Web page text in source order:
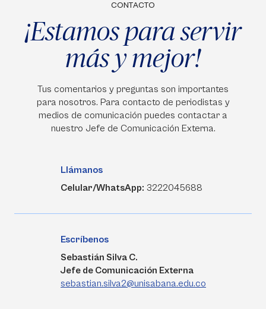
CONTACTO
¡Estamos para servir
más y mejor!
Tus comentarios y preguntas son importantes
para nosotros. Para contacto de periodistas y
medios de comunicación puedes contactar a
nuestro Jefe de Comunicación Externa.
Llámanos
Celular/WhatsApp: 3222045688
Escríbenos
Sebastián Silva C.
Jefe de Comunicación Externa
sebastian.silva2@unisabana.edu.co